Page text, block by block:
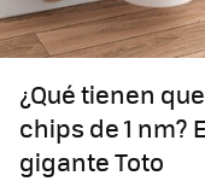
¿Qué tienen
chips de 1 nm?
gigante Toto